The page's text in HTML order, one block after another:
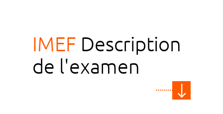
IMEF Description
de l'examen
"